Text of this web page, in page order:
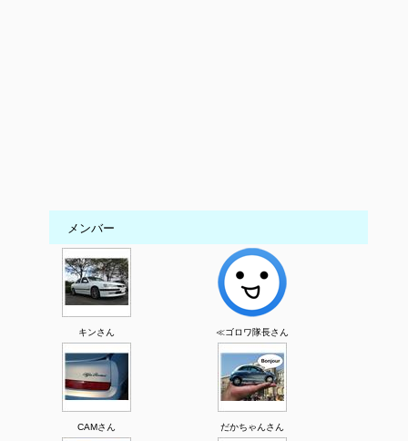
メンバー
キンさん ≪ゴロワ隊長さん
CAMさん だかちゃんさん